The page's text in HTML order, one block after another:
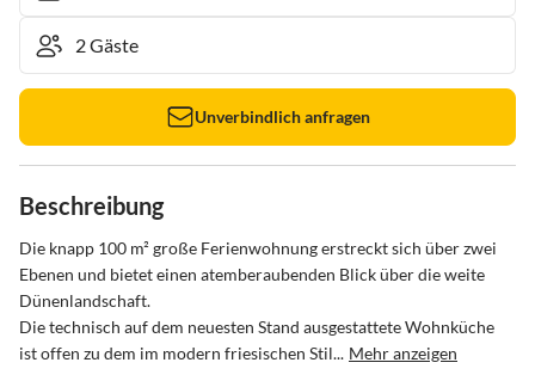
Unverbindlich anfragen
Beschreibung
Die knapp 100 m² große Ferienwohnung erstreckt sich über zwei
Ebenen und bietet einen atemberaubenden Blick über die weite
Dünenlandschaft.
Die technisch auf dem neuesten Stand ausgestattete Wohnküche
ist offen zu dem im modern friesischen Stil... Mehr anzeigen